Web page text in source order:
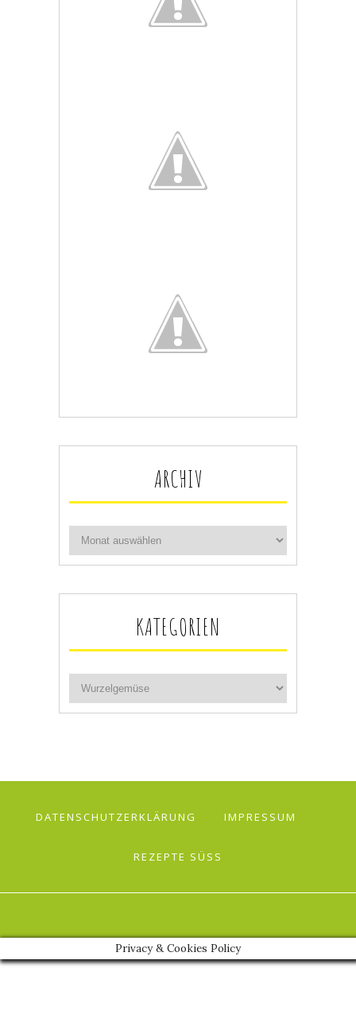
ARCHIV
KATEGORIEN
DATENSCHUTZERKLÄRUNG IMPRESSUM
REZEPTE SÜSS
Privacy & Cookies Policy